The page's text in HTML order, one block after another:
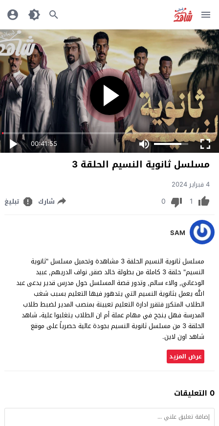
00:41:55
مسلسل ثانوية النسيم الحلقة 3
4 فبراير 2024
1
0 شارك تبليغ
SAM
مسلسل ثانوية النسيم الحلقة 3 مشاهدة وتحميل مسلسل "ثانوية
النسيم" حلقة 3 كاملة من بطولة خالد صقر, نواف الدريهم, عبيد
الودعاني, والاء سالم, وتدور قصة المسلسل حول مدرس قدير يدعى عبد
الله يعمل بثانوية النسيم التي يتدهور فيها التعليم بسبب شغب
الطلاب المتكرر فتقرر ادارة التعليم تعيينة بمنصب المدير لضبط طلاب
المدرسة فهل ينجح في مهام عملة أم ان الطلاب يتغلبوا علية، شاهد
الحلقة 3 من مسلسل ثانوية النسيم بجودة عالية حصرياً على موقع
شاهد اون لاين.
عرض المزيد
0 التعليقات